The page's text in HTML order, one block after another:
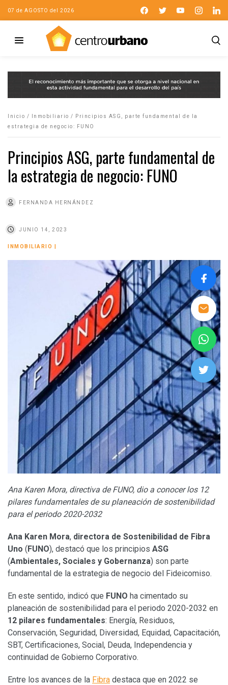
07 de AGOSTO del 2026
Inicio / Inmobiliario /
Principios ASG, parte fundamental de la
estrategia de negocio: FUNO
Principios ASG, parte fundamental de
la estrategia de negocio: FUNO
FERNANDA HERNÁNDEZ
JUNIO 14, 2023
INMOBILIARIO
Ana Karen Mora, directiva de FUNO, dio a conocer los 12
pilares fundamentales de su planeación de sostenibilidad
para el periodo 2020-2032
Ana Karen Mora, directora de Sostenibilidad de Fibra
Uno (FUNO), destacó que los principios ASG
(Ambientales, Sociales y Gobernanza) son parte
fundamental de la estrategia de negocio del Fideicomiso.
En este sentido, indicó que FUNO ha cimentado su
planeación de sostenibilidad para el periodo 2020-2032 en
12 pilares fundamentales: Energía, Residuos,
Conservación, Seguridad, Diversidad, Equidad, Capacitación,
SBT, Certificaciones, Social, Deuda, Independencia y
continuidad de Gobierno Corporativo.
Entre los avances de la Fibra destaca que en 2022 se